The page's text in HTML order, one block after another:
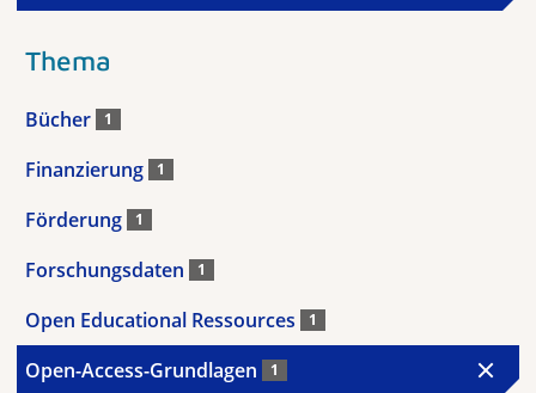
Thema
Bücher 1
Finanzierung 1
Förderung 1
Forschungsdaten 1
Open Educational Ressources 1
Open-Access-Grundlagen 1